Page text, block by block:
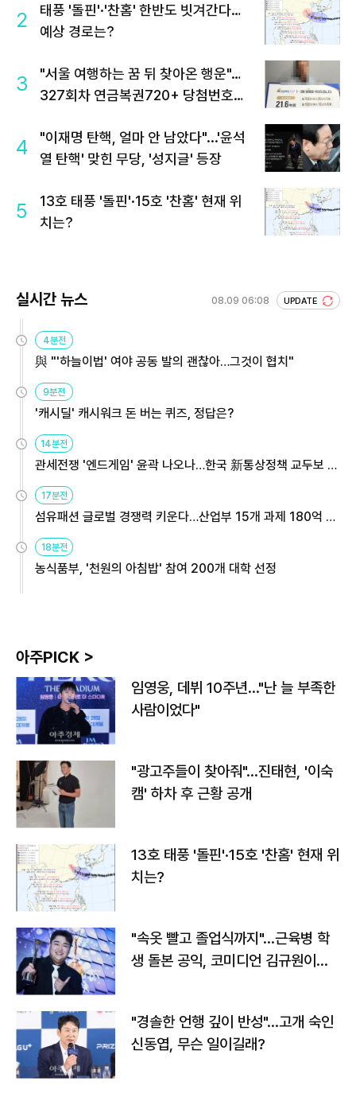
2
태풍 '돌핀'·'찬홈' 한반도 빗겨간다…
예상 경로는?
3
"서울 여행하는 꿈 뒤 찾아온 행운"…
327회차 연금복권720+ 당첨번호조
4
"이재명 탄핵, 얼마 안 남았다"...'윤석
열 탄핵' 맞힌 무당, '성지글' 등장
5
13호 태풍 '돌핀'·15호 '찬홈' 현재 위
치는?
실시간 뉴스 08.09 06:08 UPDATE
4분전
與 "'하늘이법' 여야 공동 발의 괜찮아…그것이 협치"
9분전
'캐시딜' 캐시워크 돈 버는 퀴즈, 정답은?
14분전
관세전쟁 '엔드게임' 윤곽 나오나…한국 新통상정책 교두보 활
17분전
섬유패션 글로벌 경쟁력 키운다…산업부 15개 과제 180억 지
18분전
농식품부, '천원의 아침밥' 참여 200개 대학 선정
아주PICK >
임영웅, 데뷔 10주년…"난 늘 부족한
사람이었다"
"광고주들이 찾아줘"…진태현, '이숙
캠' 하차 후 근황 공개
13호 태풍 '돌핀'·15호 '찬홈' 현재 위
치는?
"속옷 빨고 졸업식까지"…근육병 학
생 돌본 공익, 코미디언 김규원이었
"경솔한 언행 깊이 반성"…고개 숙인
신동엽, 무슨 일이길래?